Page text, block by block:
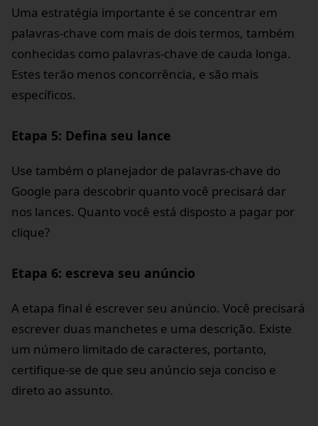
Uma estratégia importante é se concentrar em
palavras-chave com mais de dois termos, também
conhecidas como palavras-chave de cauda longa.
Estes terão menos concorrência, e são mais
específicos.
Etapa 5: Defina seu lance
Use também o planejador de palavras-chave do
Google para descobrir quanto você precisará dar
nos lances. Quanto você está disposto a pagar por
clique?
Etapa 6: escreva seu anúncio
A etapa final é escrever seu anúncio. Você precisará
escrever duas manchetes e uma descrição. Existe
um número limitado de caracteres, portanto,
certifique-se de que seu anúncio seja conciso e
direto ao assunto.